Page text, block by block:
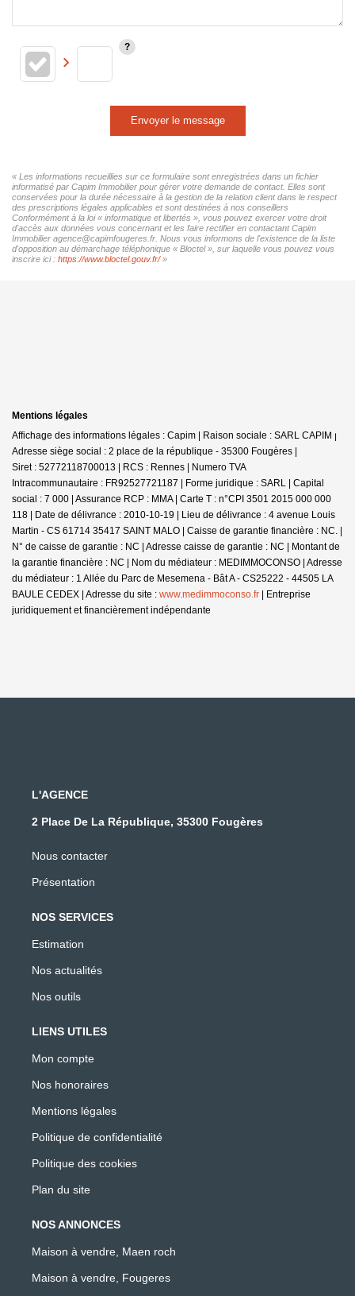
Envoyer le message
« Les informations recueillies sur ce formulaire sont enregistrées dans un fichier
informatisé par Capim Immobilier pour gérer votre demande de contact. Elles sont
conservées pour la durée nécessaire à la gestion de la relation client dans le respect
des prescriptions légales applicables et sont destinées à nos conseillers
Conformément à la loi « informatique et libertés », vous pouvez exercer votre droit
d'accès aux données vous concernant et les faire rectifier en contactant Capim
Immobilier agence@capimfougeres.fr. Nous vous informons de l'existence de la liste
d'opposition au démarchage téléphonique « Bloctel », sur laquelle vous pouvez vous
inscrire ici : https://www.bloctel.gouv.fr/»
Mentions légales
Affichage des informations légales : Capim | Raison sociale : SARL CAPIM |
Adresse siège social : 2 place de la république - 35300 Fougères |
Siret : 52772118700013 | RCS : Rennes | Numero TVA
Intracommunautaire : FR92527721187 | Forme juridique : SARL | Capital
social : 7 000 | Assurance RCP : MMA | Carte T : n°CPI 3501 2015 000 000
118 | Date de délivrance : 2010-10-19 | Lieu de délivrance : 4 avenue Louis
Martin - CS 61714 35417 SAINT MALO | Caisse de garantie financière : NC. |
N° de caisse de garantie : NC | Adresse caisse de garantie : NC | Montant de
la garantie financière : NC | Nom du médiateur : MEDIMMOCONSO | Adresse
du médiateur : 1 Allée du Parc de Mesemena - Bât A - CS25222 - 44505 LA
BAULE CEDEX | Adresse du site : www.medimmoconso.fr | Entreprise
juridiquement et financièrement indépendante
L'AGENCE
2 Place De La République, 35300 Fougères
Nous contacter
Présentation
NOS SERVICES
Estimation
Nos actualités
Nos outils
LIENS UTILES
Mon compte
Nos honoraires
Mentions légales
Politique de confidentialité
Politique des cookies
Plan du site
NOS ANNONCES
Maison à vendre, Maen roch
Maison à vendre, Fougeres